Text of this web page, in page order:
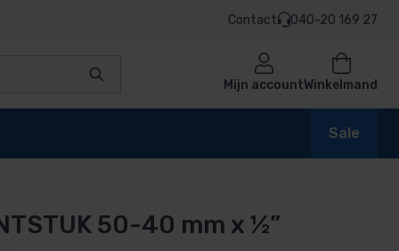
Contact 040-20 169 27
Mijn accountWinkelmand
Sale
50-40 mm x ½”